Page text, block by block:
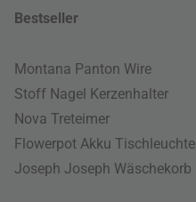
Bestseller
Montana Panton Wire
Stoff Nagel Kerzenhalter
Nova Treteimer
Flowerpot Akku Tischleuchte
Joseph Joseph Wäschekorb